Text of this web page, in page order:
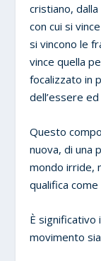
cristiano,
con cui si
si vincono le
vince quella
focalizzato in
dell’essere
Questo
nuova, di una
mondo irride,
qualifica
È significativo
movimento